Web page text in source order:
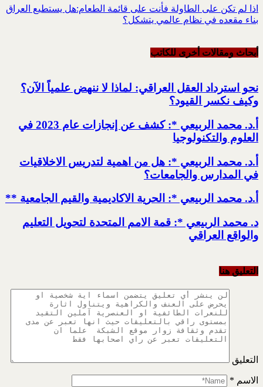
اذا لم تكن على الطاولة فأنت على قائمة الطعام:هل يستطيع العراق
بناء مقعده في نظام عالمي يتشكل؟
أبحاث ومقالات أخرى للکاتب
نحو استرداد العقل العراقي: لماذا لا ننهض علمياً الآن؟
وكيف نكسر القيود؟
أ.د. محمد الربيعي *: كشف عن إنجازات عام 2023 في
العلوم والتكنولوجيا
أ.د. محمد الربيعي *: هل من اهمية لتدريس الاخلاقيات
في المدارس والجامعات؟
أ.د. محمد الربيعي *: الحرية الاكاديمية والقيم الجامعية **
د. محمد الربيعي *: قمة الامم المتحدة لتحويل التعليم
والواقع العراقي
التعليق هنا
التعليق
الاسم *